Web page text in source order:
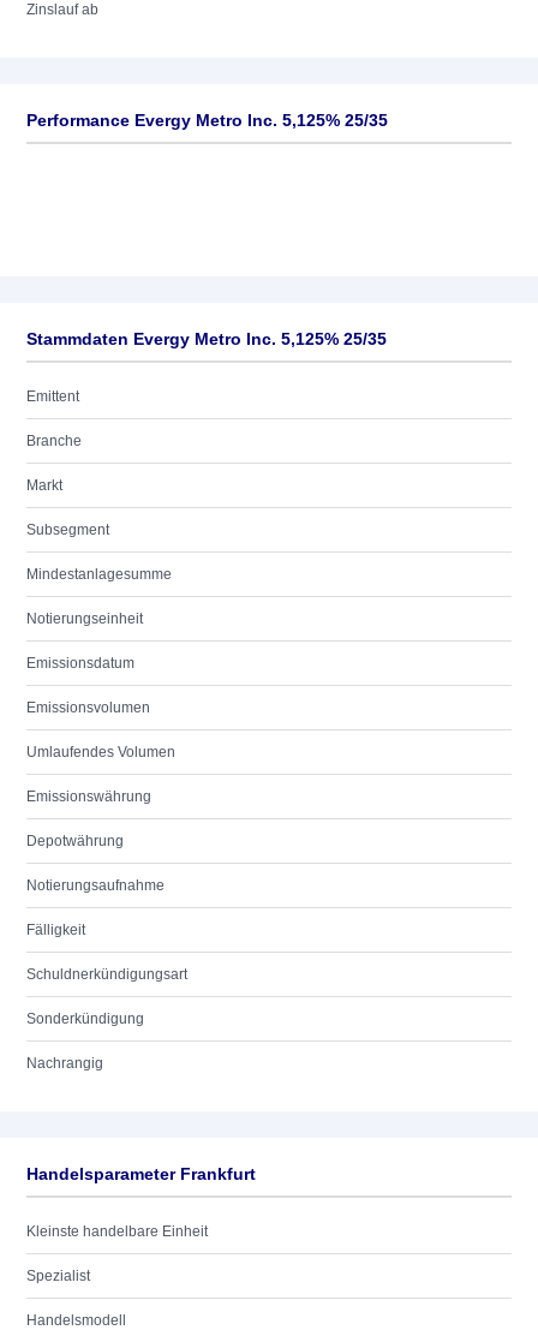
Zinslauf ab
Performance Evergy Metro Inc. 5,125% 25/35
Stammdaten Evergy Metro Inc. 5,125% 25/35
Emittent
Branche
Markt
Subsegment
Mindestanlagesumme
Notierungseinheit
Emissionsdatum
Emissionsvolumen
Umlaufendes Volumen
Emissionswährung
Depotwährung
Notierungsaufnahme
Fälligkeit
Schuldnerkündigungsart
Sonderkündigung
Nachrangig
Handelsparameter Frankfurt
Kleinste handelbare Einheit
Spezialist
Handelsmodell